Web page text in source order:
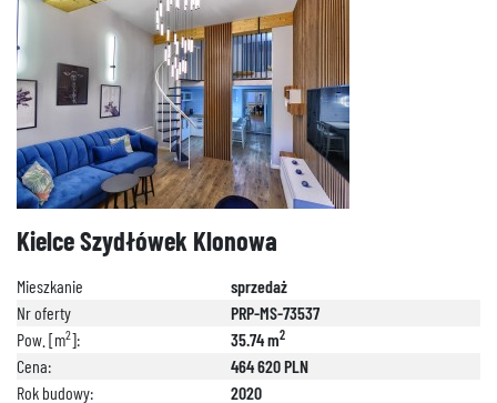
Kielce Szydłówek Klonowa
Mieszkanie
sprzedaż
Nr oferty
PRP-MS-73537
Pow. [m2]: 35.74 m2
Cena:
464 620 PLN
Rok budowy:
2020